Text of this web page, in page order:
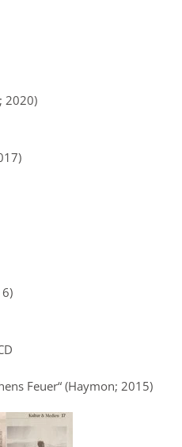
2020)
Feuer“ (Haymon; 2015)